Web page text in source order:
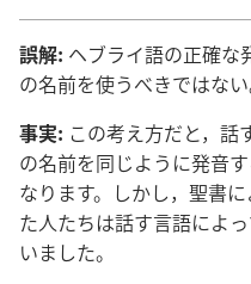
誤解: ヘブライ語の正確な
の名前を使うべきではない
事実: この考え方だと，話
の名前を同じように発音
なります。しかし，聖書
た人たちは話す言語によ
いました。